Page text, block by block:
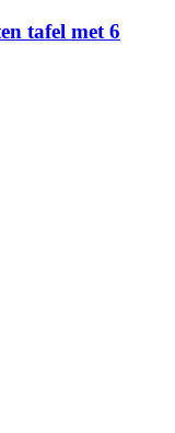
tafel met 6